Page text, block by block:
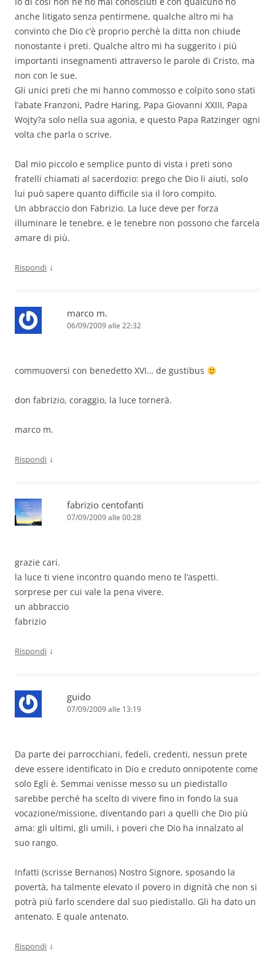
anche litigato senza pentirmene, qualche altro mi ha
convinto che Dio c’è proprio perchè la ditta non chiude
nonostante i preti. Qualche altro mi ha suggerito i più
importanti insegnamenti attraverso le parole di Cristo, ma
non con le sue.
Gli unici preti che mi hanno commosso e colpito sono stati
l’abate Franzoni, Padre Haring, Papa Giovanni XXIII, Papa
Wojty?a solo nella sua agonia, e questo Papa Ratzinger ogni
volta che parla o scrive.
Dal mio piccolo e semplice punto di vista i preti sono
fratelli chiamati al sacerdozio: prego che Dio li aiuti, solo
lui può sapere quanto difficile sia il loro compito.
Un abbraccio don Fabrizio. La luce deve per forza
illuminare le tenebre, e le tenebre non possono che farcela
amare di più.
Rispondi ↓
marco m.
06/09/2009 alle 22:32
commuoversi con benedetto XVI… de gustibus
don fabrizio, coraggio, la luce tornerà.
marco m.
Rispondi ↓
fabrizio centofanti
07/09/2009 alle 00:28
grazie cari.
la luce ti viene incontro quando meno te l’aspetti.
sorprese per cui vale la pena vivere.
un abbraccio
fabrizio
Rispondi ↓
guido
07/09/2009 alle 13:19
Da parte dei parrocchiani, fedeli, credenti, nessun prete
deve essere identificato in Dio e creduto onnipotente come
solo Egli è. Semmai venisse messo su un piedistallo
sarebbe perché ha scelto di vivere fino in fondo la sua
vocazione/missione, diventando pari a quelli che Dio più
ama: gli ultimi, gli umili, i poveri che Dio ha innalzato al
suo rango.
Infatti (scrisse Bernanos) Nostro Signore, sposando la
povertà, ha talmente elevato il povero in dignità che non si
potrà più farlo scendere dal suo piedistallo. Gli ha dato un
antenato. E quale antenato.
Rispondi ↓